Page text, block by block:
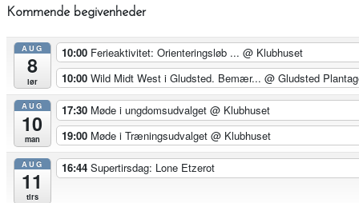
Kommende begivenheder
AUG
8
lør
10:00 Ferieaktivitet: Orienteringsløb ... @ Klubhuset
10:00 Wild Midt West i Gludsted. Bemær... @ Gludsted
AUG
10
man
17:30 Møde i ungdomsudvalget @ Klubhuset
19:00 Møde i Træningsudvalget @ Klubhuset
AUG
11
tirs
16:44 Supertirsdag: Lone Etzerot